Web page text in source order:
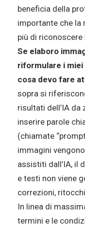
beneficia della
importante che la
più di riconoscere
Se elaboro
riformulare i miei
cosa devo fare
sopra si
risultati dell’IA da
inserire parole
(chiamate
immagini
assistiti dall’IA, il
e testi non viene
correzioni,
In linea di
termini e le